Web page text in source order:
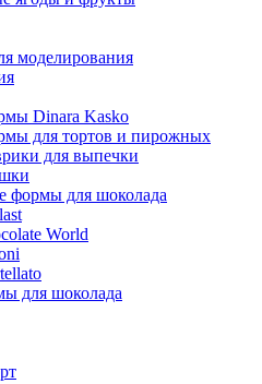
моделирования
Dinara Kasko
для тортов и пирожных
для выпечки
формы для шоколада
World
для шоколада